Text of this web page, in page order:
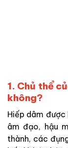
1. Chủ thể
không?
Hiếp dâm
âm đạo, hậu
thành, các